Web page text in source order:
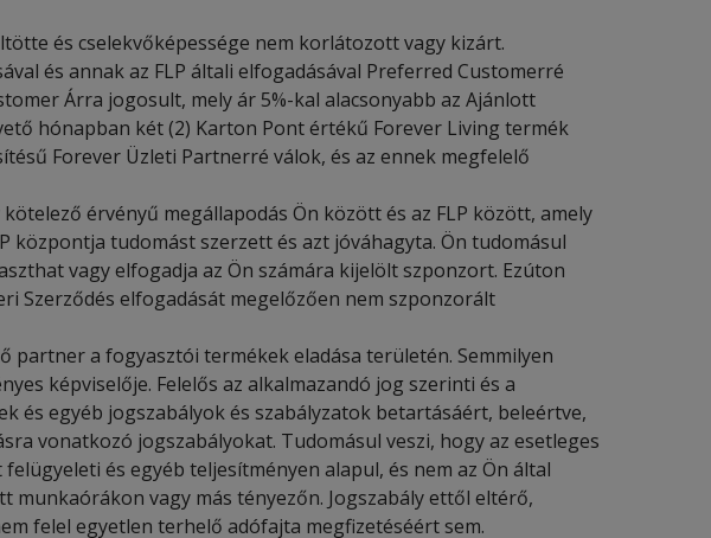
és cselekvőképessége nem korlátozott vagy kizárt.
és annak az FLP általi elfogadásával Preferred Customerré
Árra jogosult, mely ár 5%-kal alacsonyabb az Ajánlott
hónapban két (2) Karton Pont értékű Forever Living termék
Forever Üzleti Partnerré válok, és az ennek megfelelő
érvényű megállapodás Ön között és az FLP között, amely
központja tudomást szerzett és azt jóváhagyta. Ön tudomásul
vagy elfogadja az Ön számára kijelölt szponzort. Ezúton
Szerződés elfogadását megelőzően nem szponzorált
partner a fogyasztói termékek eladása területén. Semmilyen
képviselője. Felelős az alkalmazandó jog szerinti és a
és egyéb jogszabályok és szabályzatok betartásáért, beleértve,
vonatkozó jogszabályokat. Tudomásul veszi, hogy az esetleges
és egyéb teljesítményen alapul, és nem az Ön által
munkaórákon vagy más tényezőn. Jogszabály ettől eltérő,
felel egyetlen terhelő adófajta megfizetéséért sem.